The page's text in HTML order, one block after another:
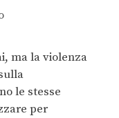
ma la violenza
le stesse
per